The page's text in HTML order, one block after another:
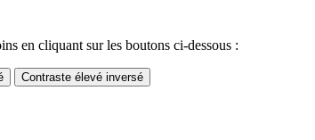
en cliquant sur les boutons ci-dessous :
Contraste élevé inversé